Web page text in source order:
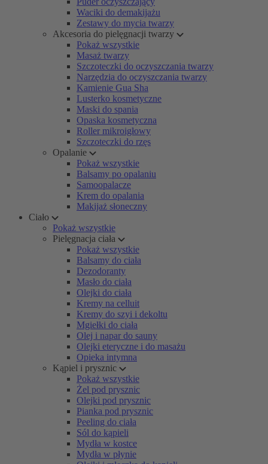
Waciki do demakijażu
Zestawy do mycia twarzy
Akcesoria do pielęgnacji twarzy
Pokaż wszystkie
Masaż twarzy
Szczoteczki do oczyszczania twarzy
Narzędzia do oczyszczania twarzy
Kamienie Gua Sha
Lusterko kosmetyczne
Maski do spania
Opaska kosmetyczna
Roller mikroigłowy
Szczoteczki do rzęs
Opalanie
Pokaż wszystkie
Balsamy po opalaniu
Samoopalacze
Krem do opalania
Makijaż słoneczny
Ciało
Pokaż wszystkie
Pielęgnacja ciała
Pokaż wszystkie
Balsamy do ciała
Dezodoranty
Masło do ciała
Olejki do ciała
Kremy na celluit
Kremy do szyi i dekoltu
Mgiełki do ciała
Olej i napar do sauny
Olejki eteryczne i do masażu
Opieka intymna
Kąpiel i prysznic
Pokaż wszystkie
Żel pod prysznic
Olejki pod prysznic
Pianka pod prysznic
Peeling do ciała
Sól do kąpieli
Mydła w kostce
Mydła w płynie